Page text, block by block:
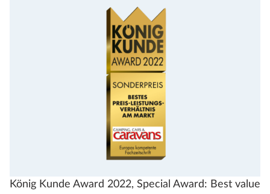
König Kunde Award 2022, Special Award: Best value